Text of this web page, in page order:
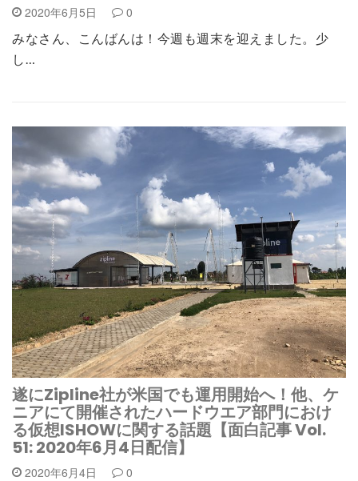
2020年6月5日 0
みなさん、こんばんは！今週も週末を迎えました。少
し…
遂にZipline社が米国でも運用開始へ！他、ケ
ニアにて開催されたハードウエア部門におけ
る仮想ISHOWに関する話題【面白記事 Vol.
51: 2020年6月4日配信】
2020年6月4日 0